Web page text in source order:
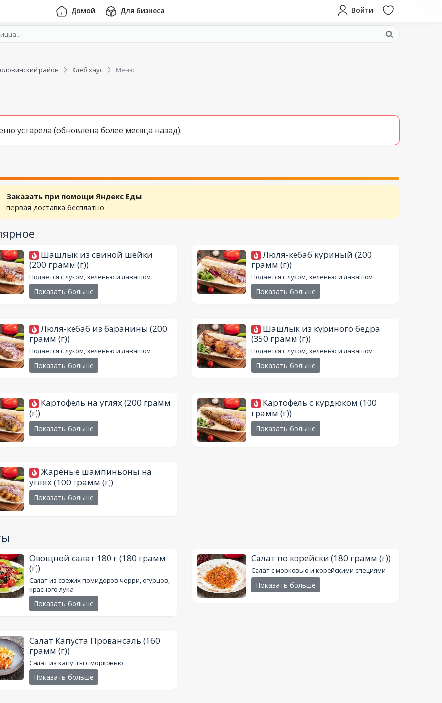
Домой Для бизнеса Войти
район Хлеб хаус Меню
устарела (обновлена более месяца назад).
Заказать при помощи Яндекс Еды
первая доставка бесплатно
Шашлык из cвинoй шейки
(200 грамм (г))
Подается с луком, зеленью и лавашом
Показать больше
Люля-кебаб куриный(200
грамм (г))
Подается с луком, зеленью и лавашом
Показать больше
Люля-кебаб из баранины(200
грамм (г))
Подается с луком, зеленью и лавашом
Показать больше
Шашлык из куриного бедра
(350 грамм (г))
Подается с луком, зеленью и лавашом
Показать больше
Картофель на углях(200 грамм
(г))
Показать больше
Картофель с курдюком(100
грамм (г))
Показать больше
Жареные шампиньоны на
углях(100 грамм (г))
Показать больше
Овощной салат 180 г(180 грамм
(г))
Салат из свежих помидоров черри, огурцов,
красного лука
Показать больше
Салат по корейски (180 грамм (г))
Салат с морковью и корейскими специями
Показать больше
Салат Капуста Провансаль (160
грамм (г))
Салат из капусты с морковью
Показать больше